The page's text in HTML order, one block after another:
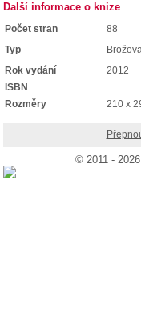
Další informace o knize
Počet stran
88
Typ
Rok vydání
2012
ISBN
Rozměry
210 x
© 2011 -